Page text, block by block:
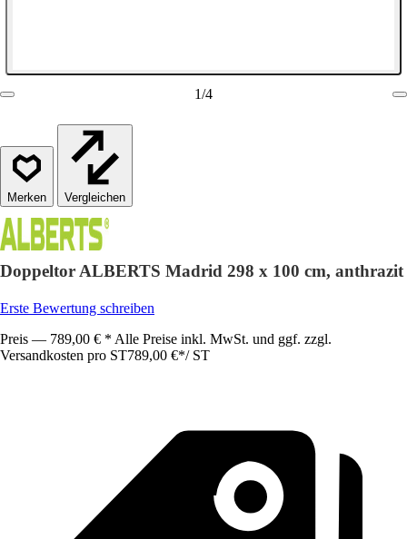
1/4
Vergleichen
Doppeltor ALBERTS Madrid 298 x 100 cm, anthrazit
Erste Bewertung schreiben
Preis — 789,00 € * Alle Preise inkl. MwSt. und ggf. zzgl.
Versandkosten pro ST789,00 €*/ ST